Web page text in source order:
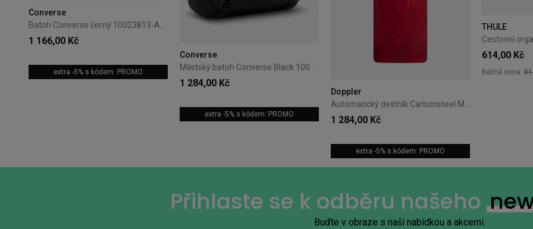
Converse
1 166,00 Kč
extra -5% s kódem: PROMO
Converse
1 284,00 Kč
extra -5% s kódem: PROMO
Doppler
Automatický deštník Carbonsteel Magic Doppler Magic oranžový
1 284,00 Kč
extra -5% s kódem: PROMO
THULE
614,00 Kč
Běžná cena:
Přihlaste se k odběru našeho
Buďte v obraze s naší nabídkou a akcemi.